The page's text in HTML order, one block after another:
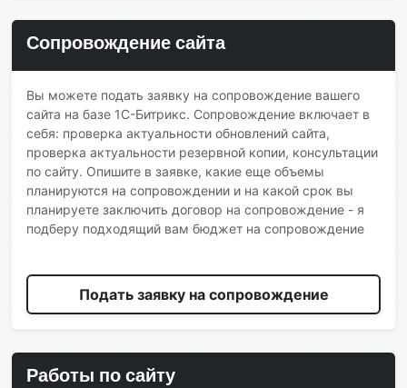
Сопровождение сайта
Вы можете подать заявку на сопровождение вашего
сайта на базе 1С-Битрикс. Сопровождение включает в
себя: проверка актуальности обновлений сайта,
проверка актуальности резервной копии, консультации
по сайту. Опишите в заявке, какие еще объемы
планируются на сопровождении и на какой срок вы
планируете заключить договор на сопровождение - я
подберу подходящий вам бюджет на сопровождение
Подать заявку на сопровождение
Работы по сайту